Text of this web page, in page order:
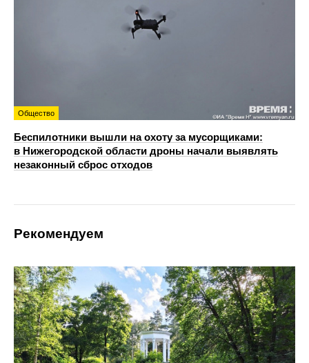
Общество
Беспилотники вышли на охоту за мусорщиками:
в Нижегородской области дроны начали выявлять
незаконный сброс отходов
Рекомендуем